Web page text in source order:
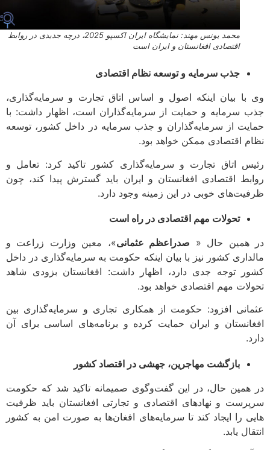
محمد یونس مهند: نمایشگاه ایران اکسپو 2025، درچه جدیدی در روابط
اقتصادی افغانستان و ایران است
جذب سرمایه و توسعه نظام اقتصادی
بیان اینکه اصول و اساس اتاق تجارت و سرمایه‌گذاری،
سرمایه و حمایت از سرمایه‌گذاران است، اظهار داشت: با
از سرمایه‌گذاران و جذب سرمایه در داخل کشور، توسعه
اقتصادی ممکن خواهد بود.
اتاق تجارت و سرمایه‌گذاری کشور تاکید کرد: تعامل و
اقتصادی افغانستان و ایران باید گسترش پیدا کند، چون
خوبی در این زمینه وجود دارد.
تحولات مهم اقتصادی در راه است
همین حال «صدراعظم عثمانی»، معین وزارت زراعت و
کشور نیز با بیان اینکه حکومت به سرمایه‌گذاری در داخل
توجه جدی دارد، اظهار داشت: افغانستان بزودی شاهد
مهم اقتصادی خواهد بود.
افزود: حکومت از همکاری تجاری و سرمایه‌گذاری بین
و ایران حمایت کرده و برنامه‌های اساسی برای آن
بازگشت مهاجرین، جهشی در اقتصاد کشور
حال، در این گفت‌وگوی صمیمانه تاکید شد که حکومت
و نهادهای اقتصادی و تجارتی افغانستان باید ظرفیت
را ایجاد کند تا سرمایه‌های افغان‌ها به صورت امن به کشور
یابد.